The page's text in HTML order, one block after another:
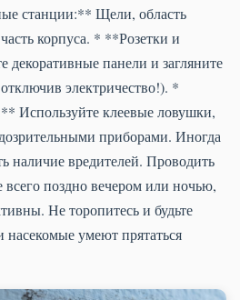
станции:** Щели, область
корпуса. * **Розетки и
панели и загляните
электричество!). *
Используйте клеевые ловушки,
приборами. Иногда
наличие вредителей. Проводить
поздно вечером или ночью,
Не торопитесь и будьте
умеют прятаться